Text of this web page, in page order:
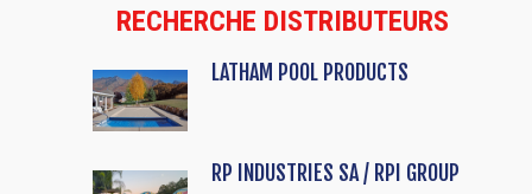
RECHERCHE DISTRIBUTEURS
LATHAM POOL PRODUCTS
RP INDUSTRIES SA / RPI GROUP